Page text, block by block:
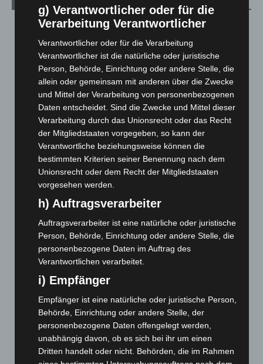
August 2026(14)
Juli 2026(73)
Juni 2026(139)
Mai 2026(99)
April 2026(99)
März 2026 (115)
Februar 2026(109)
Januar 2026(122)
Dezember 2025 (103)
November 2025(114)
Oktober 2025(112)
September 2025(93)
August 2025 (90)
Juli 2025(90)
Juni 2025
(103)
Mai 2025
(112)
April 2025
(88)
März 2025(111)
Februar 2025(96)
Januar 2025(88)
g) Verantwortlicher oder für die
Verarbeitung Verantwortlicher
Verantwortlicher oder für die Verarbeitung
Verantwortlicher ist die natürliche oder juristische
Person, Behörde, Einrichtung oder andere Stelle, die
allein oder gemeinsam mit anderen über die Zwecke
und Mittel der Verarbeitung von personenbezogenen
Daten entscheidet. Sind die Zwecke und Mittel dieser
Verarbeitung durch das Unionsrecht oder das Recht
der Mitgliedstaaten vorgegeben, so kann der
Verantwortliche beziehungsweise können die
bestimmten Kriterien seiner Benennung nach dem
Unionsrecht oder dem Recht der Mitgliedstaaten
vorgesehen werden.
h) Auftragsverarbeiter
Auftragsverarbeiter ist eine natürliche oder juristische
Person, Behörde, Einrichtung oder andere Stelle, die
personenbezogene Daten im Auftrag des
Verantwortlichen verarbeitet.
i) Empfänger
Empfänger ist eine natürliche oder juristische Person,
Behörde, Einrichtung oder andere Stelle, der
personenbezogene Daten offengelegt werden,
unabhängig davon, ob es sich bei ihr um einen
Dritten handelt oder nicht. Behörden, die im Rahmen